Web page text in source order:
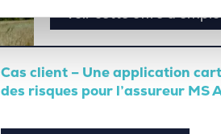
Voir cette offre
Cas client – Une application
des risques pour l’assureur MS